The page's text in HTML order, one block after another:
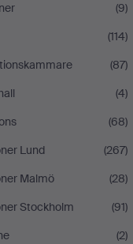
(9)
(114)
(87)
(4)
(68)
Lund
(267)
Malmö
(28)
Stockholm
(91)
(2)